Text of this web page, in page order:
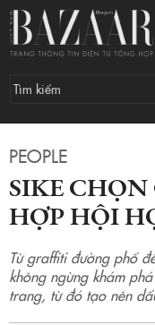
PEOPLE
SIKE
HỢP HỘI
Từ graffiti đường phố
không ngừng khám
trang, từ đó tạo nên